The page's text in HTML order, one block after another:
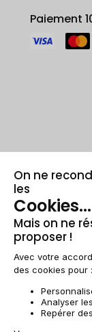
Paiement
Conditions